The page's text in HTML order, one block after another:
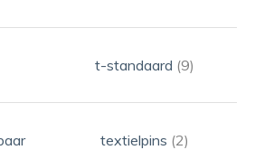
t-standaard (9)
textielpins (2)